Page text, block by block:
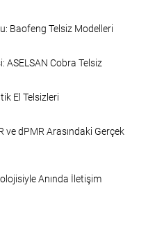
Baofeng Telsiz Modelleri
ASELSAN Cobra Telsiz
El Telsizleri
ve dPMR Arasındaki Gerçek
Anında İletişim